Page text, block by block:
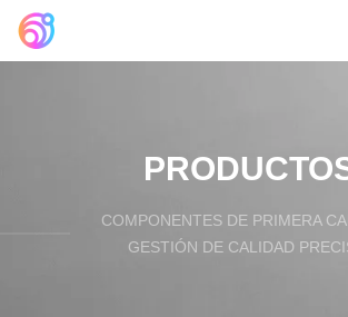
COMPONENTES DE PRIMERA
GESTIÓN DE CALIDAD